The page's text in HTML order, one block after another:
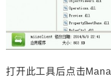
打开此工具后点击